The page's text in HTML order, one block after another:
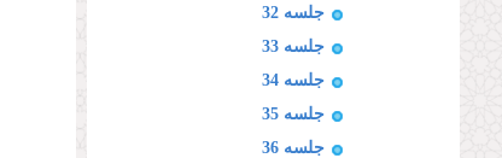
جلسه 32
جلسه 33
جلسه 34
جلسه 35
جلسه 36